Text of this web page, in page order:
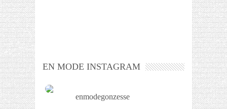
EN MODE INSTAGRAM
enmodegonzesse